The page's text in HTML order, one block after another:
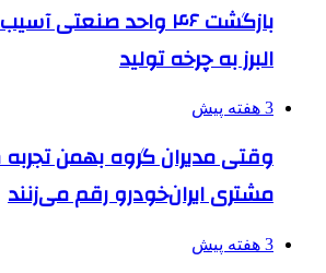
بازگشت ۴۶ واحد صنعتی
البرز به چرخه تولید
3 هفته پیش
وقتی مدیران گروه بهمن
مشتری ایران‌خودرو رقم می‌زنند
3 هفته پیش